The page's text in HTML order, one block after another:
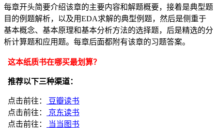
每章开头简要介绍该章的主要内容和解题概要，接着是典型题
目的例题解析，以及用EDA求解的典型例题，然后是侧重于
基本概念、基本原理和基本分析方法的选择题，后是精选的分
析计算题和应用题。每章后面都附有该章的习题答案。
这本纸质书在哪买最划算？
推荐以下三种渠道：
点击前往：
豆瓣读书
点击前往：
京东读书
点击前往：
当当图书